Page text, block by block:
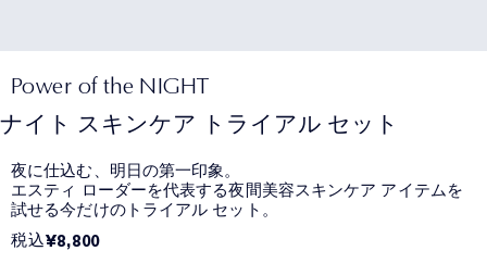
Power of the NIGHT
ナイト スキンケア トライアル セット
夜に仕込む、明日の第一印象。
エスティ ローダーを代表する夜間美容スキンケア アイテムを
試せる今だけのトライアル セット。
税込¥8,800